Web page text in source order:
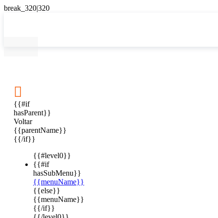

{{#if
hasParent}}
Voltar
{{parentName}}
{{/if}}
{{#level0}}
{{#if
hasSubMenu}}
{{menuName}}
{{else}}
{{menuName}}
{{/if}}